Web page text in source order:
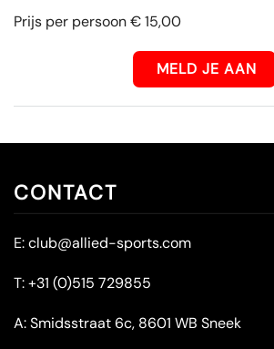
Prijs per persoon € 15,00
MELD JE AAN
CONTACT
E:club@allied-sports.com
T:+31 (0)515 729855
A:Smidsstraat 6c, 8601 WB Sneek